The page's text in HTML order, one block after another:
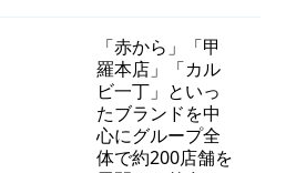
「赤から」「甲
羅本店」「カル
ビ一丁」といっ
たブランドを中
心にグループ全
体で約200店舗を